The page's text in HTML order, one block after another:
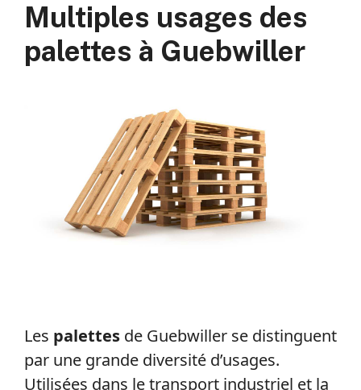
Multiples usages des
palettes à Guebwiller
Les palettes de Guebwiller se distinguent
par une grande diversité d’usages.
Utilisées dans le transport industriel et la